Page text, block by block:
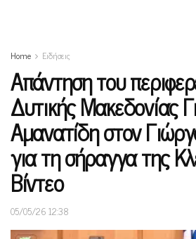
Home Ειδήσεις
Απάντηση του
Δυτικής Μακεδονίας
Αμανατίδη στον
για τη σήραγγα της
Βίντεο
05/05/26 12:38